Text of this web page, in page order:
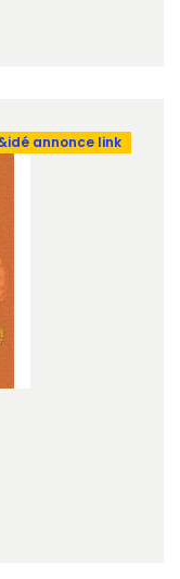
annonce link